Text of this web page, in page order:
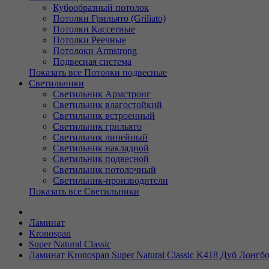
Кубообразный потолок
Потолки Грильято (Griliato)
Потолки Кассетные
Потолки Реечные
Потолоки Armstrong
Подвесная система
Показать все Потолки подвесные
Светильники
Светильник Армстронг
Светильник влагостойкий
Светильник встроенный
Светильник грильято
Светильник линейный
Светильник накладной
Светильник подвесной
Светильник потолочный
Светильник-производители
Показать все Светильники
Ламинат
Kronospan
Super Natural Classic
Ламинат Kronospan Super Natural Classic K418 Дуб